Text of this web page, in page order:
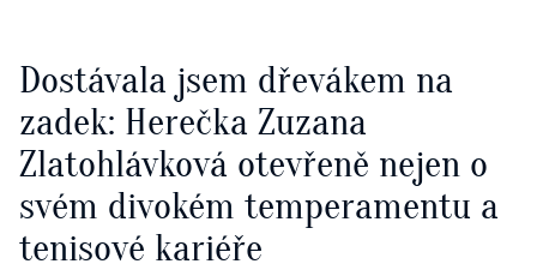
Dostávala jsem dřevákem na
zadek: Herečka Zuzana
Zlatohlávková otevřeně nejen o
svém divokém temperamentu a
tenisové kariéře